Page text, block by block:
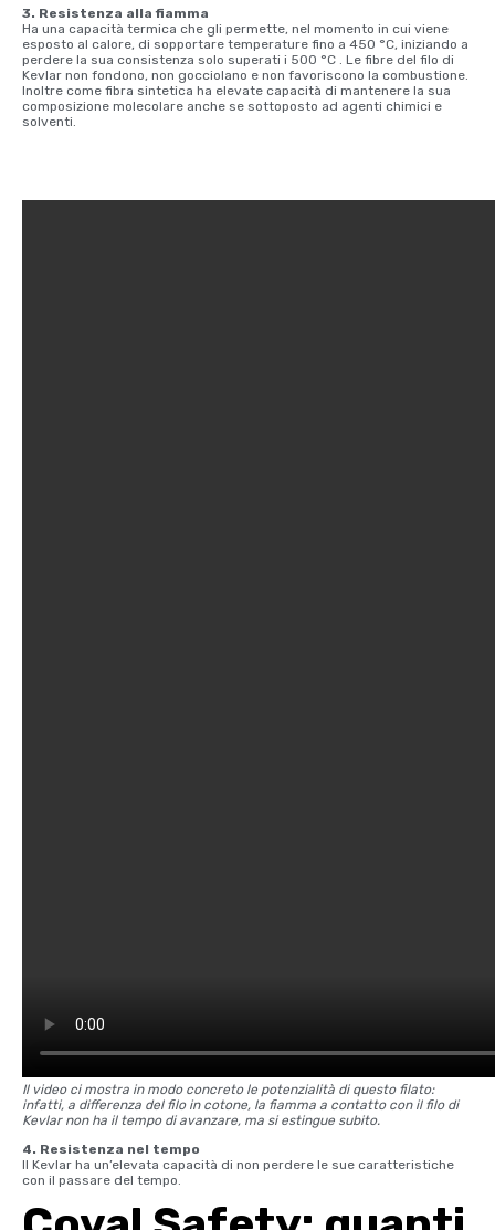
3. Resistenza alla fiamma
Ha una capacità termica che gli permette, nel momento in cui viene
esposto al calore, di sopportare temperature fino a 450 °C, iniziando a
perdere la sua consistenza solo superati i 500 °C . Le fibre del filo di
Kevlar non fondono, non gocciolano e non favoriscono la combustione.
Inoltre come fibra sintetica ha elevate capacità di mantenere la sua
composizione molecolare anche se sottoposto ad agenti chimici e
solventi.
Il video ci mostra in modo concreto le potenzialità di questo filato:
infatti, a differenza del filo in cotone, la fiamma a contatto con il filo di
Kevlar non ha il tempo di avanzare, ma si estingue subito.
4. Resistenza nel tempo
Il Kevlar ha un’elevata capacità di non perdere le sue caratteristiche
con il passare del tempo.